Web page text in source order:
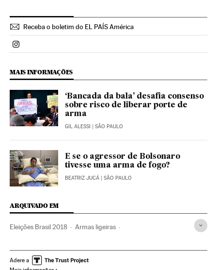
Receba o boletim do EL PAÍS América
Politica El País Brasil en Instagram
MAIS INFORMAÇÕES
‘Bancada da bala’ desafia consenso
sobre risco de liberar porte de
arma
GIL ALESSI | SÃO PAULO
E se o agressor de Bolsonaro
tivesse uma arma de fogo?
BEATRIZ JUCÁ | SÃO PAULO
ARQUIVADO EM
Eleições Brasil 2018 Armas ligeiras
Jair Bolsonaro Armas de fogo
Adere a